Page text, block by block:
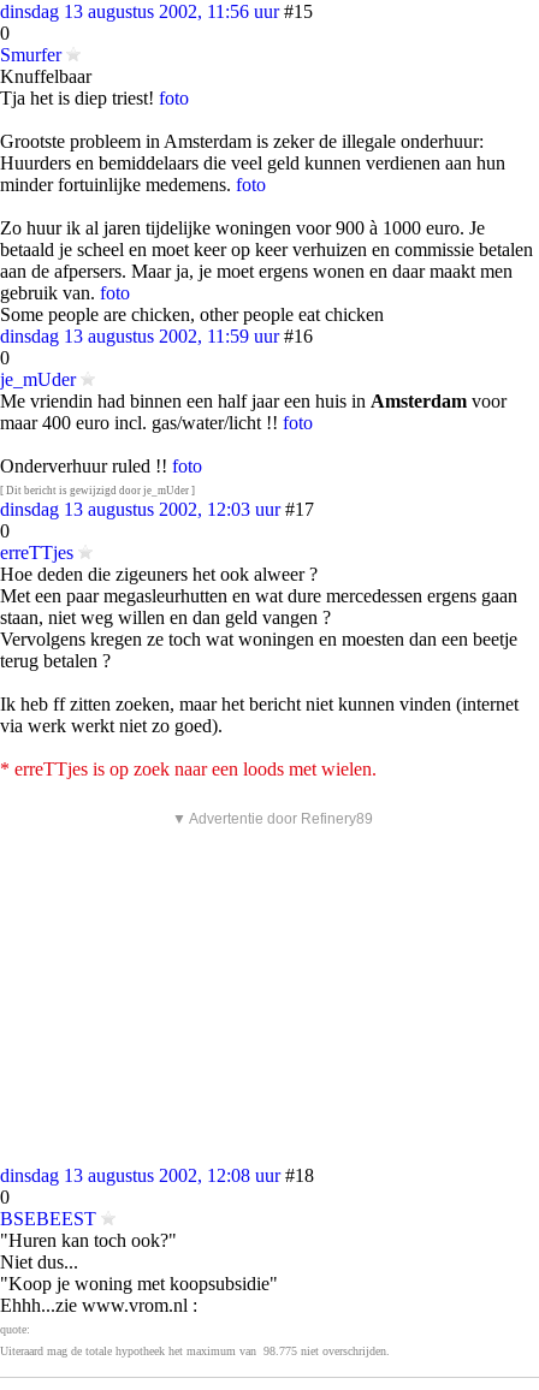
dinsdag 13 augustus 2002, 11:56 uur #15
0
Smurfer
Knuffelbaar
Tja het is diep triest! foto
Grootste probleem in Amsterdam is zeker de illegale onderhuur:
Huurders en bemiddelaars die veel geld kunnen verdienen aan hun
minder fortuinlijke medemens. foto
Zo huur ik al jaren tijdelijke woningen voor 900 à 1000 euro. Je
betaald je scheel en moet keer op keer verhuizen en commissie betalen
aan de afpersers. Maar ja, je moet ergens wonen en daar maakt men
gebruik van. foto
Some people are chicken, other people eat chicken
dinsdag 13 augustus 2002, 11:59 uur #16
0
je_mUder
Me vriendin had binnen een half jaar een huis in Amsterdam voor
maar 400 euro incl. gas/water/licht !! foto
Onderverhuur ruled !! foto
[ Dit bericht is gewijzigd door je_mUder ]
dinsdag 13 augustus 2002, 12:03 uur #17
0
erreTTjes
Hoe deden die zigeuners het ook alweer ?
Met een paar megasleurhutten en wat dure mercedessen ergens gaan
staan, niet weg willen en dan geld vangen ?
Vervolgens kregen ze toch wat woningen en moesten dan een beetje
terug betalen ?
Ik heb ff zitten zoeken, maar het bericht niet kunnen vinden (internet
via werk werkt niet zo goed).
* erreTTjes is op zoek naar een loods met wielen.
▼ Advertentie door Refinery89
dinsdag 13 augustus 2002, 12:08 uur #18
0
BSEBEEST
"Huren kan toch ook?"
Niet dus...
"Koop je woning met koopsubsidie"
Ehhh...zie www.vrom.nl :
quote:
Uiteraard mag de totale hypotheek het maximum van  98.775 niet overschrijden.